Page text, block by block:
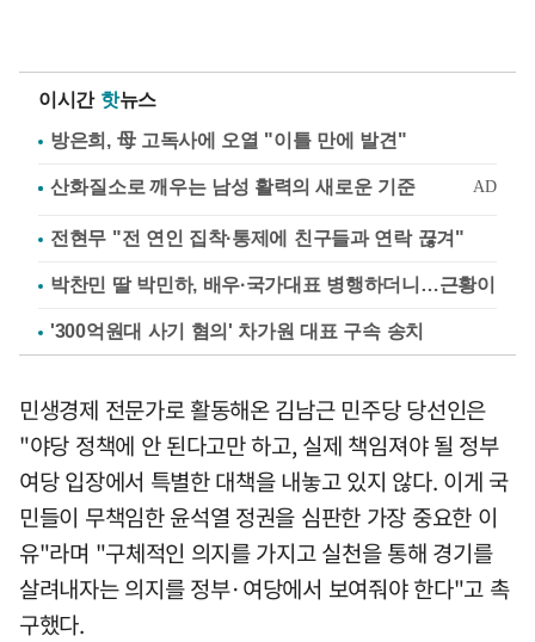
이시간 핫뉴스
방은희, 母 고독사에 오열 "이틀 만에 발견"
전현무 "전 연인 집착·통제에 친구들과 연락 끊겨"
박찬민 딸 박민하, 배우·국가대표 병행하더니…근황이
'300억원대 사기 혐의' 차가원 대표 구속 송치
민생경제 전문가로 활동해온 김남근 민주당 당선인은
"야당 정책에 안 된다고만 하고, 실제 책임져야 될 정부
여당 입장에서 특별한 대책을 내놓고 있지 않다. 이게 국
민들이 무책임한 윤석열 정권을 심판한 가장 중요한 이
유"라며 "구체적인 의지를 가지고 실천을 통해 경기를
살려내자는 의지를 정부·여당에서 보여줘야 한다"고 촉
구했다.